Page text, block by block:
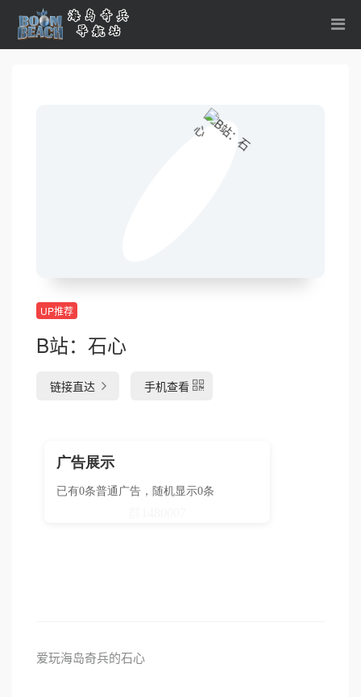
UP推荐
B站：石心
链接直达 手机查看
爱玩海岛奇兵的石心